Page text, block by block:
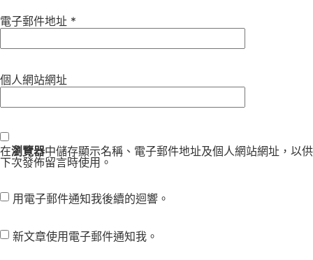
電子郵件地址 *
個人網站網址
在瀏覽器中儲存顯示名稱、電子郵件地址及個人網站網址，以供
下次發佈留言時使用。
用電子郵件通知我後續的迴響。
新文章使用電子郵件通知我。